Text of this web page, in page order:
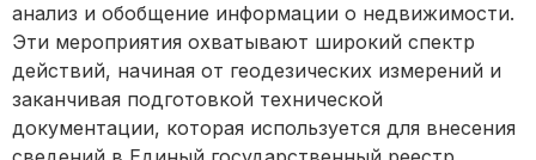
анализ и обобщение информации о недвижимости.
Эти мероприятия охватывают широкий спектр
действий, начиная от геодезических измерений и
заканчивая подготовкой технической
документации, которая используется для внесения